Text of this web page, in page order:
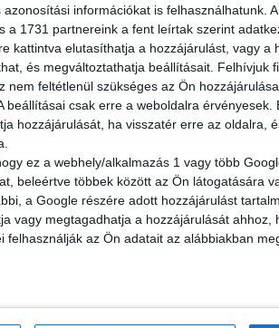
információkat is felhasználhatunk.
a 1731 partnereink a fent leírtak szerint
kattintva elutasíthatja a hozzájárulást, vagy a
és megváltoztathatja beállításait. Felhívjuk
nem feltétlenül szükséges az Ön
beállításai csak erre a weboldalra
hozzájárulását, ha visszatér erre az oldalra,
ez a webhely/alkalmazás 1 vagy több
beleértve többek között az Ön látogatására
a Google részére adott hozzájárulást
vagy megtagadhatja a hozzájárulását ahhoz,
felhasználják az Ön adatait az alábbiakban